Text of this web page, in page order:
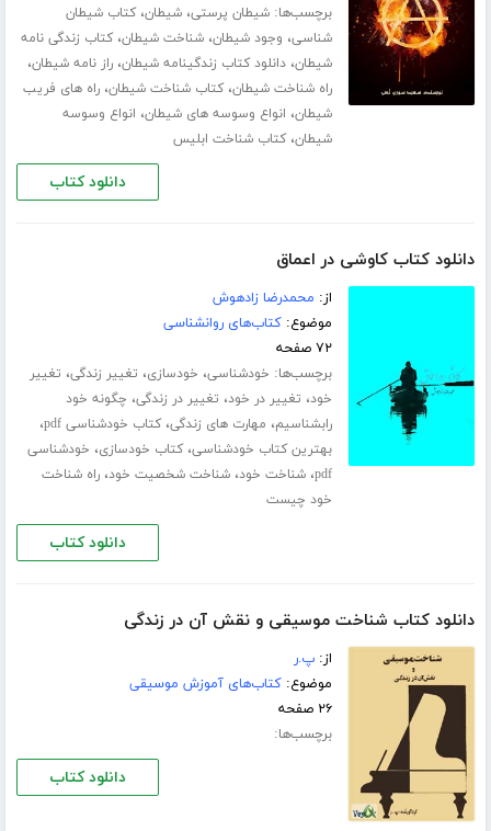
برچسب‌ها:شیطان پرستی،شیطان،کتاب شیطان
شناسی، وجود شیطان،شناخت شیطان،کتاب زندگی نامه
شیطان،دانلود کتاب زندگینامه شیطان،راز نامه شیطان،
راه شناخت شیطان،کتاب شناخت شیطان،راه های فریب
شیطان، انواع وسوسه های شیطان، انواع وسوسه
شیطان،کتاب شناخت ابلیس
دانلود کتاب
دانلود کتاب کاوشی در اعماق
از: محمدرضا زادهوش
موضوع:کتاب‌های روانشناسی
۷۲ صفحه
برچسب‌ها: خودشناسی، خودسازی، تغییر زندگی، تغییر
خود، تغییر در خود، تغییر در زندگی، چگونه خود
رابشناسیم، مهارت های زندگی،کتاب خودشناسی pdf ،
بهترین کتاب خودشناسی،کتاب خودسازی، خودشناسی
pdf،شناخت خود،شناخت شخصیت خود،راه شناخت
خود چیست
دانلود کتاب
دانلود کتاب شناخت موسیقی و نقش آن در زندگی
از:پ.ر
موضوع:کتاب‌های آموزش موسیقی
۲۶ صفحه
برچسب‌ها:
دانلود کتاب